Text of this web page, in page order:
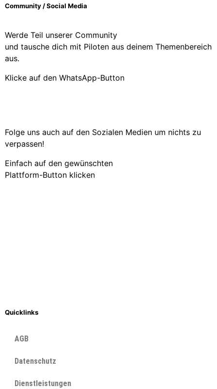
Community / Social Media
Werde Teil unserer Community
und tausche dich mit Piloten aus deinem Themenbereich
aus.
Klicke auf den WhatsApp-Button
Folge uns auch auf den Sozialen Medien um nichts zu
verpassen!
Einfach auf den gewünschten
Plattform-Button klicken
Quicklinks
AGB
Datenschutz
Dienstleistungen